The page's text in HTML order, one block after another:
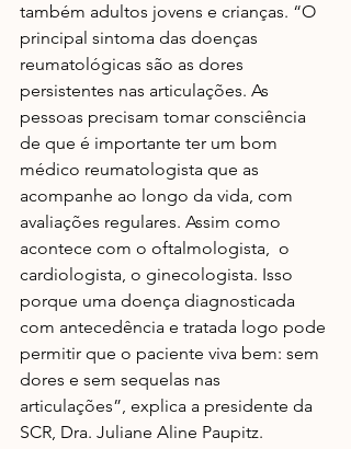
também adultos jovens e crianças. “O
principal sintoma das doenças
reumatológicas são as dores
persistentes nas articulações. As
pessoas precisam tomar consciência
de que é importante ter um bom
médico reumatologista que as
acompanhe ao longo da vida, com
avaliações regulares. Assim como
acontece com o oftalmologista,  o
cardiologista, o ginecologista. Isso
porque uma doença diagnosticada
com antecedência e tratada logo pode
permitir que o paciente viva bem: sem
dores e sem sequelas nas
articulações”, explica a presidente da
SCR, Dra. Juliane Aline Paupitz.